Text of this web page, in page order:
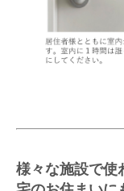
様々な施設で使